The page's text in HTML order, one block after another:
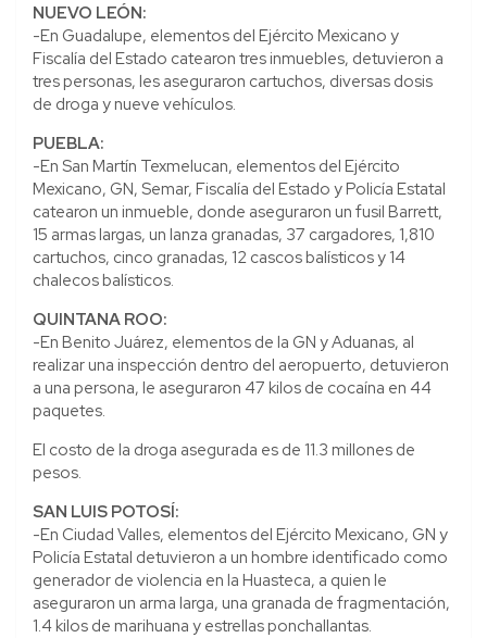
NUEVO LEÓN:
-En Guadalupe, elementos del Ejército Mexicano y
Fiscalía del Estado catearon tres inmuebles, detuvieron a
tres personas, les aseguraron cartuchos, diversas dosis
de droga y nueve vehículos.
PUEBLA:
-En San Martín Texmelucan, elementos del Ejército
Mexicano, GN, Semar, Fiscalía del Estado y Policía Estatal
catearon un inmueble, donde aseguraron un fusil Barrett,
15 armas largas, un lanza granadas, 37 cargadores, 1,810
cartuchos, cinco granadas, 12 cascos balísticos y 14
chalecos balísticos.
QUINTANA ROO:
-En Benito Juárez, elementos de la GN y Aduanas, al
realizar una inspección dentro del aeropuerto, detuvieron
a una persona, le aseguraron 47 kilos de cocaína en 44
paquetes.
El costo de la droga asegurada es de 11.3 millones de
pesos.
SAN LUIS POTOSÍ:
-En Ciudad Valles, elementos del Ejército Mexicano, GN y
Policía Estatal detuvieron a un hombre identificado como
generador de violencia en la Huasteca, a quien le
aseguraron un arma larga, una granada de fragmentación,
1.4 kilos de marihuana y estrellas ponchallantas.